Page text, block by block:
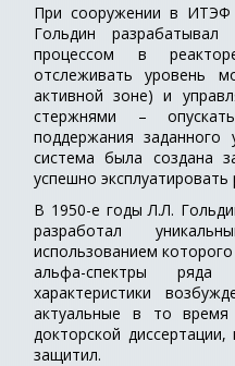
При сооружении в ИТЭФ
Гольдин
процессом в
отслеживать уровень
активной зоне) и
стержнями –
поддержания заданного
система была создана
успешно эксплуатировать
В 1950-е годы Л.Л.
разработал
использованием
альфа-спектры
характеристики
актуальные в то
докторской
защитил.